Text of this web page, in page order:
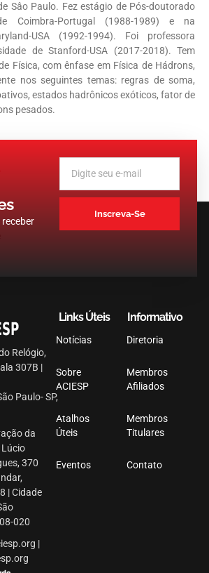
Sâo Paulo. Fez estágio de Pós-doutorado
Coimbra-Portugal (1988-1989) e na
USA (1992-1994). Foi professora
de Stanford-USA (2017-2018). Tem
Física, com ênfase em Física de Hádrons,
nos seguintes temas: regras de soma,
estados hadrônicos exóticos, fator de
pesados.
Inscreva-Se
Relógio,
307B |
Paulo- SP,
da
Lúcio
370
| Cidade
020
|
Links Úteis
Notícias
Sobre
ACIESP
Atalhos
Úteis
Eventos
Informativo
Diretoria
Membros
Afiliados
Membros
Titulares
Contato